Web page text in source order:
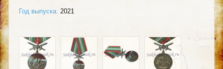
Год выпуска: 2021